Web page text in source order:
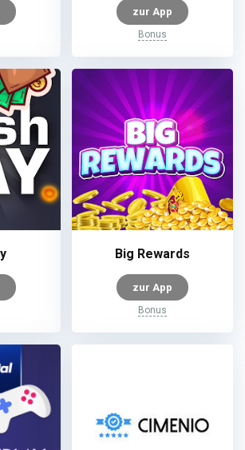
zur App
Bonus
Big Rewards
zur App
Bonus